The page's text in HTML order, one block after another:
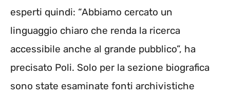
esperti quindi: “Abbiamo cercato un
linguaggio chiaro che renda la ricerca
accessibile anche al grande pubblico”, ha
precisato Poli. Solo per la sezione biografica
sono state esaminate fonti archivistiche